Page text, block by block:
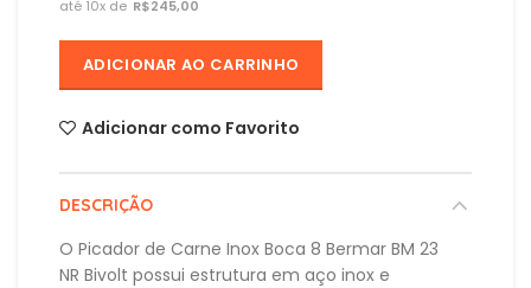
R$
ADICIONAR AO CARRINHO
Adicionar como Favorito
DESCRIÇÃO
O Picador de Carne Inox Boca 8 Bermar BM 23
NR Bivolt possui estrutura em aço inox e